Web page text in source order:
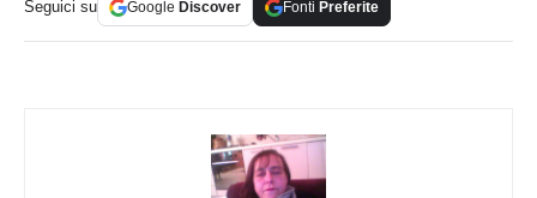
Seguici su Google Discover Fonti Preferite